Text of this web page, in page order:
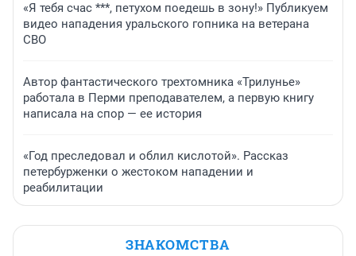
«Я тебя счас ***, петухом поедешь в зону!» Публикуем
видео нападения уральского гопника на ветерана
СВО
Автор фантастического трехтомника «Трилунье»
работала в Перми преподавателем, а первую книгу
написала на спор — ее история
«Год преследовал и облил кислотой». Рассказ
петербурженки о жестоком нападении и
реабилитации
ЗНАКОМСТВА